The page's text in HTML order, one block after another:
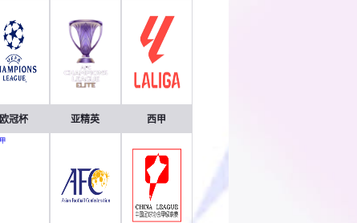
欧冠杯 亚精英 西甲